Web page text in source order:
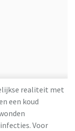
realiteit met
een koud
Voor